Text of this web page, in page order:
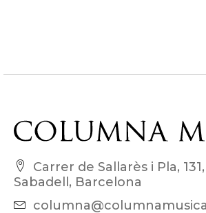
Carrer de Sallarès i Pla,
Sabadell, Barcelona